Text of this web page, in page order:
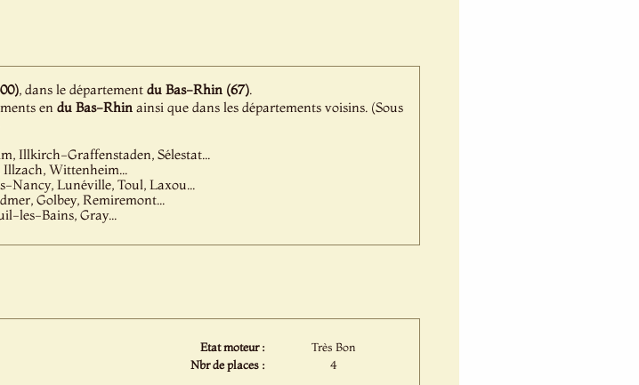
, dans le département du Bas-Rhin (67).
en du Bas-Rhinainsi que dans les départements voisins. (Sous
Illkirch-Graffenstaden, Sélestat...
Wittenheim...
Nancy, Lunéville, Toul, Laxou...
Golbey, Remiremont...
les-Bains, Gray...
Etat moteur :
Très Bon
Nbr de places :
4